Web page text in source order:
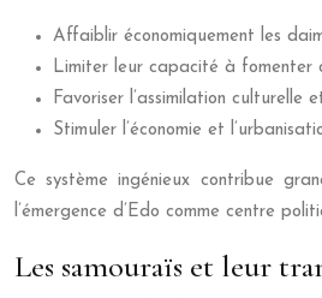
Affaiblir économiquement les
Limiter leur capacité à fomenter
Favoriser l’assimilation
Stimuler l’économie et
Ce système ingénieux contribue
l’émergence d’Edo comme centre
Les samouraïs et leur